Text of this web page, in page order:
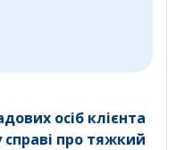
осіб клієнта
про тяжкий